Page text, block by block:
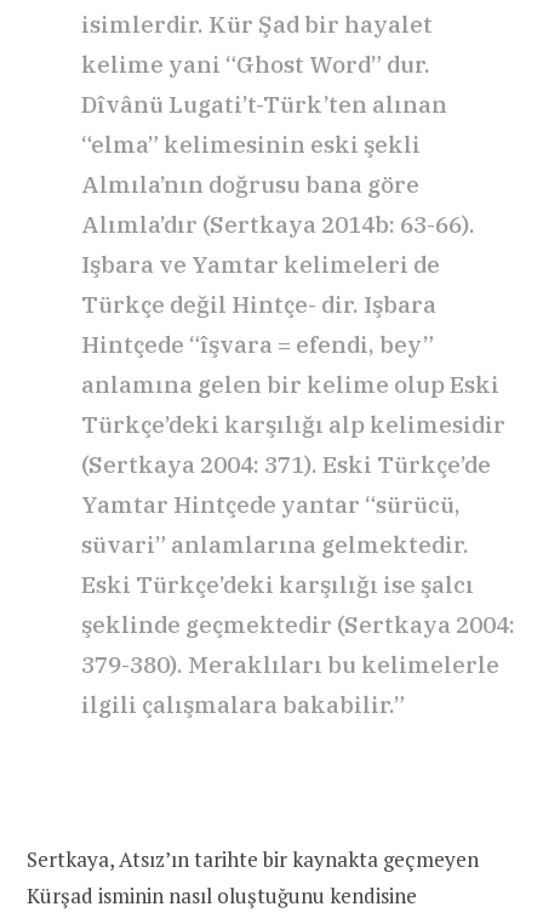
isimlerdir. Kür Şad bir hayalet
kelime yani “Ghost Word” dur.
Dîvânü Lugati’t-Türk’ten alınan
“elma” kelimesinin eski şekli
Almıla’nın doğrusu bana göre
Alımla’dır (Sertkaya 2014b: 63-66).
Işbara ve Yamtar kelimeleri de
Türkçe değil Hintçe- dir. Işbara
Hintçede “îşvara = efendi, bey”
anlamına gelen bir kelime olup Eski
Türkçe’deki karşılığı alp kelimesidir
(Sertkaya 2004: 371). Eski Türkçe’de
Yamtar Hintçede yantar “sürücü,
süvari” anlamlarına gelmektedir.
Eski Türkçe’deki karşılığı ise şalcı
şeklinde geçmektedir (Sertkaya 2004:
379-380). Meraklıları bu kelimelerle
ilgili çalışmalara bakabilir.”
Sertkaya, Atsız’ın tarihte bir kaynakta geçmeyen
Kürşad isminin nasıl oluştuğunu kendisine